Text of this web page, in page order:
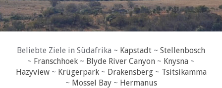
Beliebte Ziele in Südafrika ~ Kapstadt ~ Stellenbosch
~ Franschhoek ~ Blyde River Canyon ~ Knysna ~
Hazyview~ Krügerpark~ Drakensberg~ Tsitsikamma
~ Mossel Bay~ Hermanus